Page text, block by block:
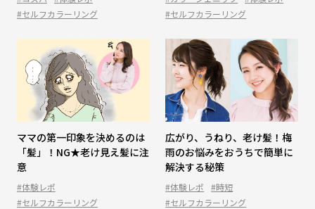
#セルフカラーリング
#セルフカラーリング
ママの第一印象を決めるのは
「髪」！NG★老け見え髪に注
意
#体験レポ
#セルフカラーリング
広がり、うねり、老け髪！梅
雨のお悩みをおうちで簡単に
解決する秘策
#体験レポ
#時短
#セルフカラーリング